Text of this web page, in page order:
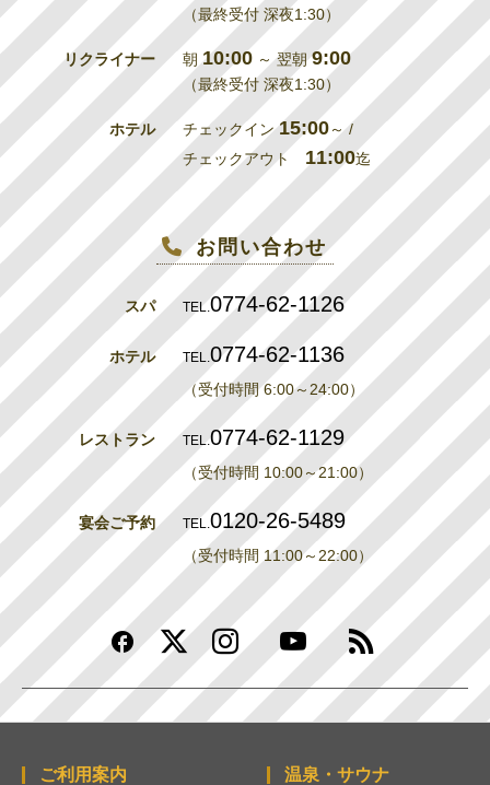
（最終受付 深夜1:30）
リクライナー 朝 10:00 ～ 翌朝9:00
（最終受付 深夜1:30）
ホテル チェックイン15:00～ /
チェックアウト 11:00迄
お問い合わせ
スパ TEL.0774-62-1126
ホテル TEL.0774-62-1136
（受付時間 6:00～24:00）
レストラン TEL.0774-62-1129
（受付時間 10:00～21:00）
宴会ご予約 TEL.0120-26-5489
（受付時間 11:00～22:00）
ご利用案内 温泉・サウナ